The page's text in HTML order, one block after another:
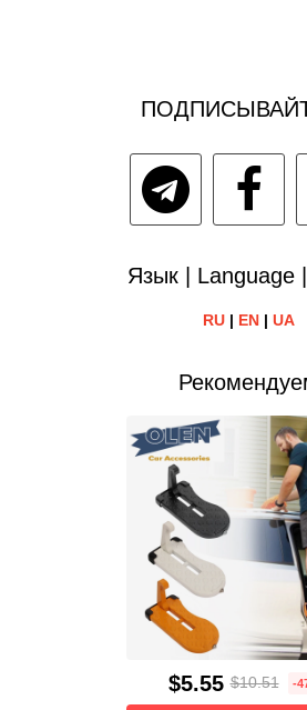
Язык | Language
RU| EN| UA
$5.55 $10.51 -